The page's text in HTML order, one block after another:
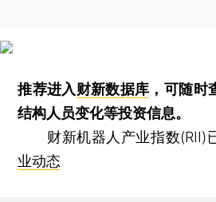
推荐进入财新数据库 ，可随时
结构人员变化等投资信息。
财新机器人产业指数(RII)
业动态